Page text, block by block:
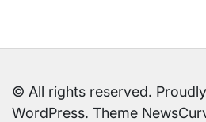
© All rights reserved.
WordPress. Theme